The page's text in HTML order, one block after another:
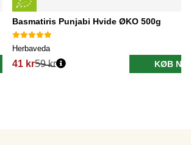
Basmatiris Punjabi Hvide ØKO 500g
Herbaveda
41 kr59 kr KØB NU